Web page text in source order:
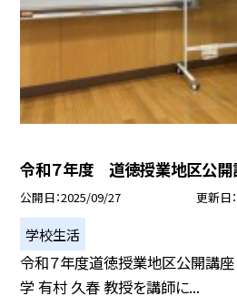
令和７年度 道徳授業地区公開
公開日 2025/09/27 更新日
学校生活
令和７年度道徳授業地区公開講
学 有村 久春 教授を講師に...